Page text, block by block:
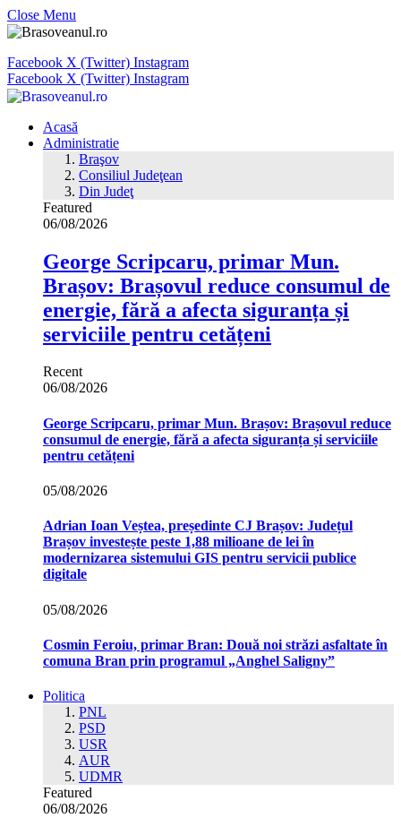
Close Menu
Facebook X (Twitter) Instagram
Facebook X (Twitter) Instagram
Acasă
Administratie
Braşov
Consiliul Judeţean
Din Judeţ
Featured
06/08/2026
George Scripcaru, primar Mun.
Brașov: Brașovul reduce consumul de
energie, fără a afecta siguranța și
serviciile pentru cetățeni
Recent
06/08/2026
George Scripcaru, primar Mun. Brașov: Brașovul reduce
consumul de energie, fără a afecta siguranța și serviciile
pentru cetățeni
05/08/2026
Adrian Ioan Veștea, președinte CJ Brașov: Județul
Brașov investește peste 1,88 milioane de lei în
modernizarea sistemului GIS pentru servicii publice
digitale
05/08/2026
Cosmin Feroiu, primar Bran: Două noi străzi asfaltate în
comuna Bran prin programul „Anghel Saligny”
Politica
PNL
PSD
USR
AUR
UDMR
Featured
06/08/2026